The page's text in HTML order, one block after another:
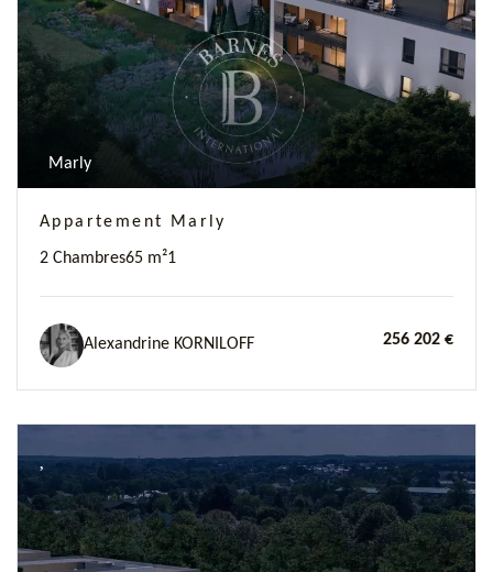
Marly
Appartement Marly
2 Chambres65 m²1
Alexandrine KORNILOFF 256 202 €